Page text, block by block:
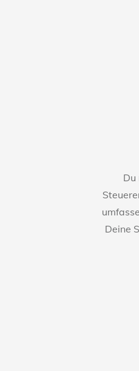
Du
Deine